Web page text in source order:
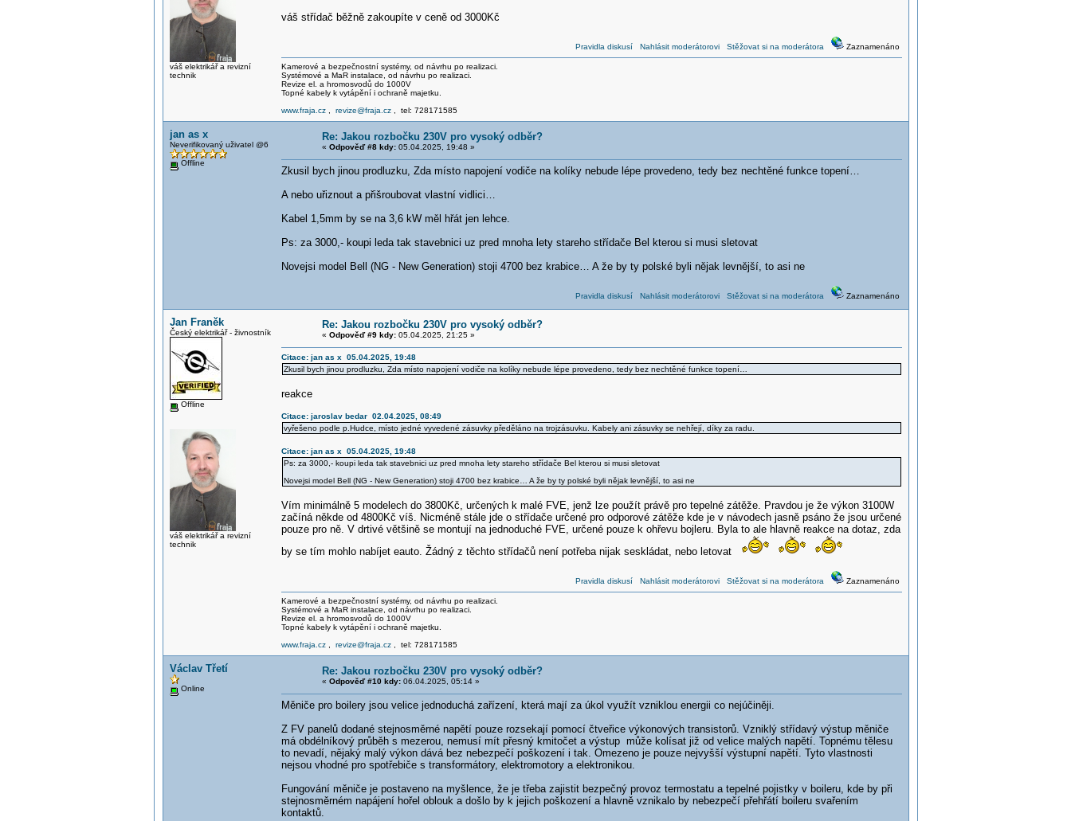
váš elektrikář a revizní
technik
váš střídač běžně zakoupíte v ceně od 3000Kč
Pravidla diskusí Nahlásit moderátorovi Stěžovat si na moderátora Zaznamenáno
Kamerové a bezpečnostní systémy, od návrhu po realizaci.
Systémové a MaR instalace, od návrhu po realizaci.
Revize el. a hromosvodů do 1000V
Topné kabely k vytápění i ochraně majetku.
www.fraja.cz, revize@fraja.cz, tel: 728171585
jan as x
Neverifikovaný uživatel @6
Offline
Re: Jakou rozbočku 230V pro vysoký odběr?
« Odpověď #8 kdy:05.04.2025, 19:48 »
Zkusil bych jinou prodluzku, Zda místo napojení vodiče na kolíky nebude lépe provedeno, tedy bez nechtěné funkce topení…
A nebo uřiznout a přišroubovat vlastní vidlici…
Kabel 1,5mm by se na 3,6 kW měl hřát jen lehce.
Ps: za 3000,- koupi leda tak stavebnici uz pred mnoha lety stareho střídače Bel kterou si musi sletovat
Novejsi model Bell (NG - New Generation) stoji 4700 bez krabice… A že by ty polské byli nějak levnější, to asi ne
Pravidla diskusí Nahlásit moderátorovi Stěžovat si na moderátora Zaznamenáno
Jan Franěk
Český elektrikář - živnostník
Offline
váš elektrikář a revizní
technik
Re: Jakou rozbočku 230V pro vysoký odběr?
« Odpověď #9 kdy:05.04.2025, 21:25 »
Citace: jan as x 05.04.2025, 19:48
Zkusil bych jinou prodluzku, Zda místo napojení vodiče na kolíky nebude lépe provedeno, tedy bez nechtěné funkce topení…
reakce
Citace: jaroslav bedar 02.04.2025, 08:49
vyřešeno podle p.Hudce, místo jedné vyvedené zásuvky předěláno na trojzásuvku. Kabely ani zásuvky se nehřejí, díky za radu.
Citace: jan as x 05.04.2025, 19:48
Ps: za 3000,- koupi leda tak stavebnici uz pred mnoha lety stareho střídače Bel kterou si musi sletovat
Novejsi model Bell (NG - New Generation) stoji 4700 bez krabice… A že by ty polské byli nějak levnější, to asi ne
Vím minimálně 5 modelech do 3800Kč, určených k malé FVE, jenž lze použít právě pro tepelné zátěže. Pravdou je že výkon 3100W
začíná někde od 4800Kč víš. Nicméně stále jde o střídače určené pro odporové zátěže kde je v návodech jasně psáno že jsou určené
pouze pro ně. V drtivé většině se montují na jednoduché FVE, určené pouze k ohřevu bojleru. Byla to ale hlavně reakce na dotaz, zda
by se tím mohlo nabíjet eauto. Žádný z těchto střídačů není potřeba nijak seskládat, nebo letovat
Pravidla diskusí Nahlásit moderátorovi Stěžovat si na moderátora Zaznamenáno
Kamerové a bezpečnostní systémy, od návrhu po realizaci.
Systémové a MaR instalace, od návrhu po realizaci.
Revize el. a hromosvodů do 1000V
Topné kabely k vytápění i ochraně majetku.
www.fraja.cz, revize@fraja.cz, tel: 728171585
Václav Třetí
Online
Re: Jakou rozbočku 230V pro vysoký odběr?
« Odpověď #10 kdy:06.04.2025, 05:14 »
Měniče pro boilery jsou velice jednoduchá zařízení, která mají za úkol využít vzniklou energii co nejúčiněji.
Z FV panelů dodané stejnosměrné napětí pouze rozsekají pomocí čtveřice výkonových transistorů. Vzniklý střídavý výstup měniče
má obdélníkový průběh s mezerou, nemusí mít přesný kmitočet a výstup může kolísat již od velice malých napětí. Topnému tělesu
to nevadí, nějaký malý výkon dává bez nebezpečí poškození i tak. Omezeno je pouze nejvyšší výstupní napětí. Tyto vlastnosti
nejsou vhodné pro spotřebiče s transformátory, elektromotory a elektronikou.
Fungování měniče je postaveno na myšlence, že je třeba zajistit bezpečný provoz termostatu a tepelné pojistky v boileru, kde by při
stejnosměrném napájení hořel oblouk a došlo by k jejich poškození a hlavně vznikalo by nebezpečí přehřátí boileru svařením
kontaktů.